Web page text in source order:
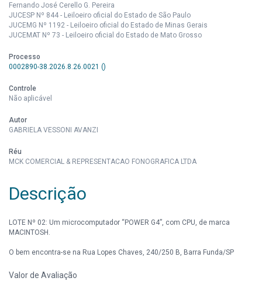
Fernando José Cerello G. Pereira
JUCESP Nº 844 - Leiloeiro oficial do Estado de São Paulo
JUCEMG Nº 1192 - Leiloeiro oficial do Estado de Minas Gerais
JUCEMAT Nº 73 - Leiloeiro oficial do Estado de Mato Grosso
Processo
0002890-38.2026.8.26.0021 ()
Controle
Não aplicável
Autor
GABRIELA VESSONI AVANZI
Réu
MCK COMERCIAL & REPRESENTACAO FONOGRAFICA LTDA
Descrição
LOTE Nº 02: Um microcomputador “POWER G4”, com CPU, de marca
MACINTOSH.
O bem encontra-se na Rua Lopes Chaves, 240/250 B, Barra Funda/SP
Valor de Avaliação